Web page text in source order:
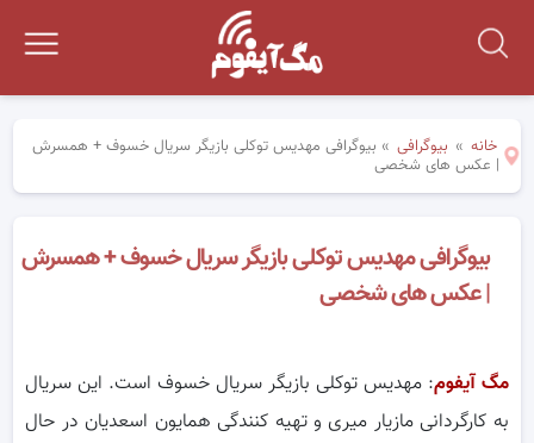
خانه » بیوگرافی » بیوگرافی مهدیس توکلی بازیگر سریال خسوف + همسرش
| عکس های شخصی
بیوگرافی مهدیس توکلی بازیگر سریال خسوف + همسرش
| عکس های شخصی
مگ آیفوم: مهدیس توکلی بازیگر سریال خسوف است. این سریال
به کارگردانی مازیار میری و تهیه کنندگی همایون اسعدیان در حال